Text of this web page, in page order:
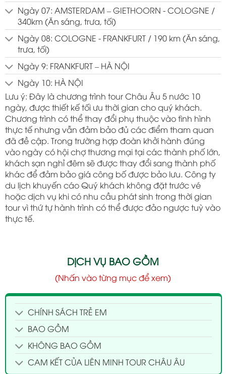
Ngày 07: AMSTERDAM – GIETHOORN - COLOGNE /
340km (Ăn sáng, trưa, tối)
Ngày 08: COLOGNE - FRANKFURT / 190 km (Ăn sáng,
trưa, tối)
Ngày 9: FRANKFURT – HÀ NỘI
Ngày 10: HÀ NỘI
Lưu ý: Đây là chương trình tour Châu Âu 5 nước 10
ngày, được thiết kế tối ưu thời gian cho quý khách.
Chương trình có thể thay đổi phụ thuộc vào tình hình
thực tế nhưng vẫn đảm bảo đủ các điểm tham quan
đã đề cập. Trong trường hợp đoàn khởi hành đúng
vào ngày có hội chợ thương mại tại các thành phố lớn,
khách sạn nghỉ đêm sẽ được thay đổi sang thành phố
khác để đảm bảo giá công bố được bảo lưu. Công ty
du lịch khuyến cáo Quý khách không đặt trước vé
hoặc dịch vụ khi có nhu cầu phát sinh trong thời gian
tour vì thứ tự hành trình có thể được đảo ngược tuỳ vào
thực tế.
DỊCH VỤ BAO GỒM
(Nhấn vào từng mục để xem)
CHÍNH SÁCH TRẺ EM
BAO GỒM
KHÔNG BAO GỒM
CAM KẾT CỦA LIÊN MINH TOUR CHÂU ÂU